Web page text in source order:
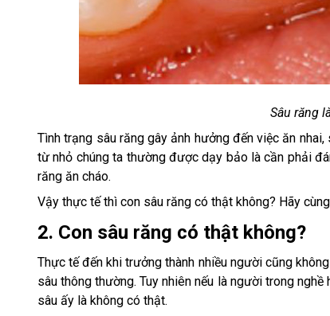
Sâu răng
Tình trạng sâu răng gây ảnh hưởng đến việc ăn
từ nhỏ chúng ta thường được dạy bảo là cần phải
răng ăn cháo.
Vậy thực tế thì con sâu răng có thật không? Hãy
2. Con sâu răng có thật không?
Thực tế đến khi trưởng thành nhiều người cũng
sâu thông thường. Tuy nhiên nếu là người trong
sâu ấy là không có thật.